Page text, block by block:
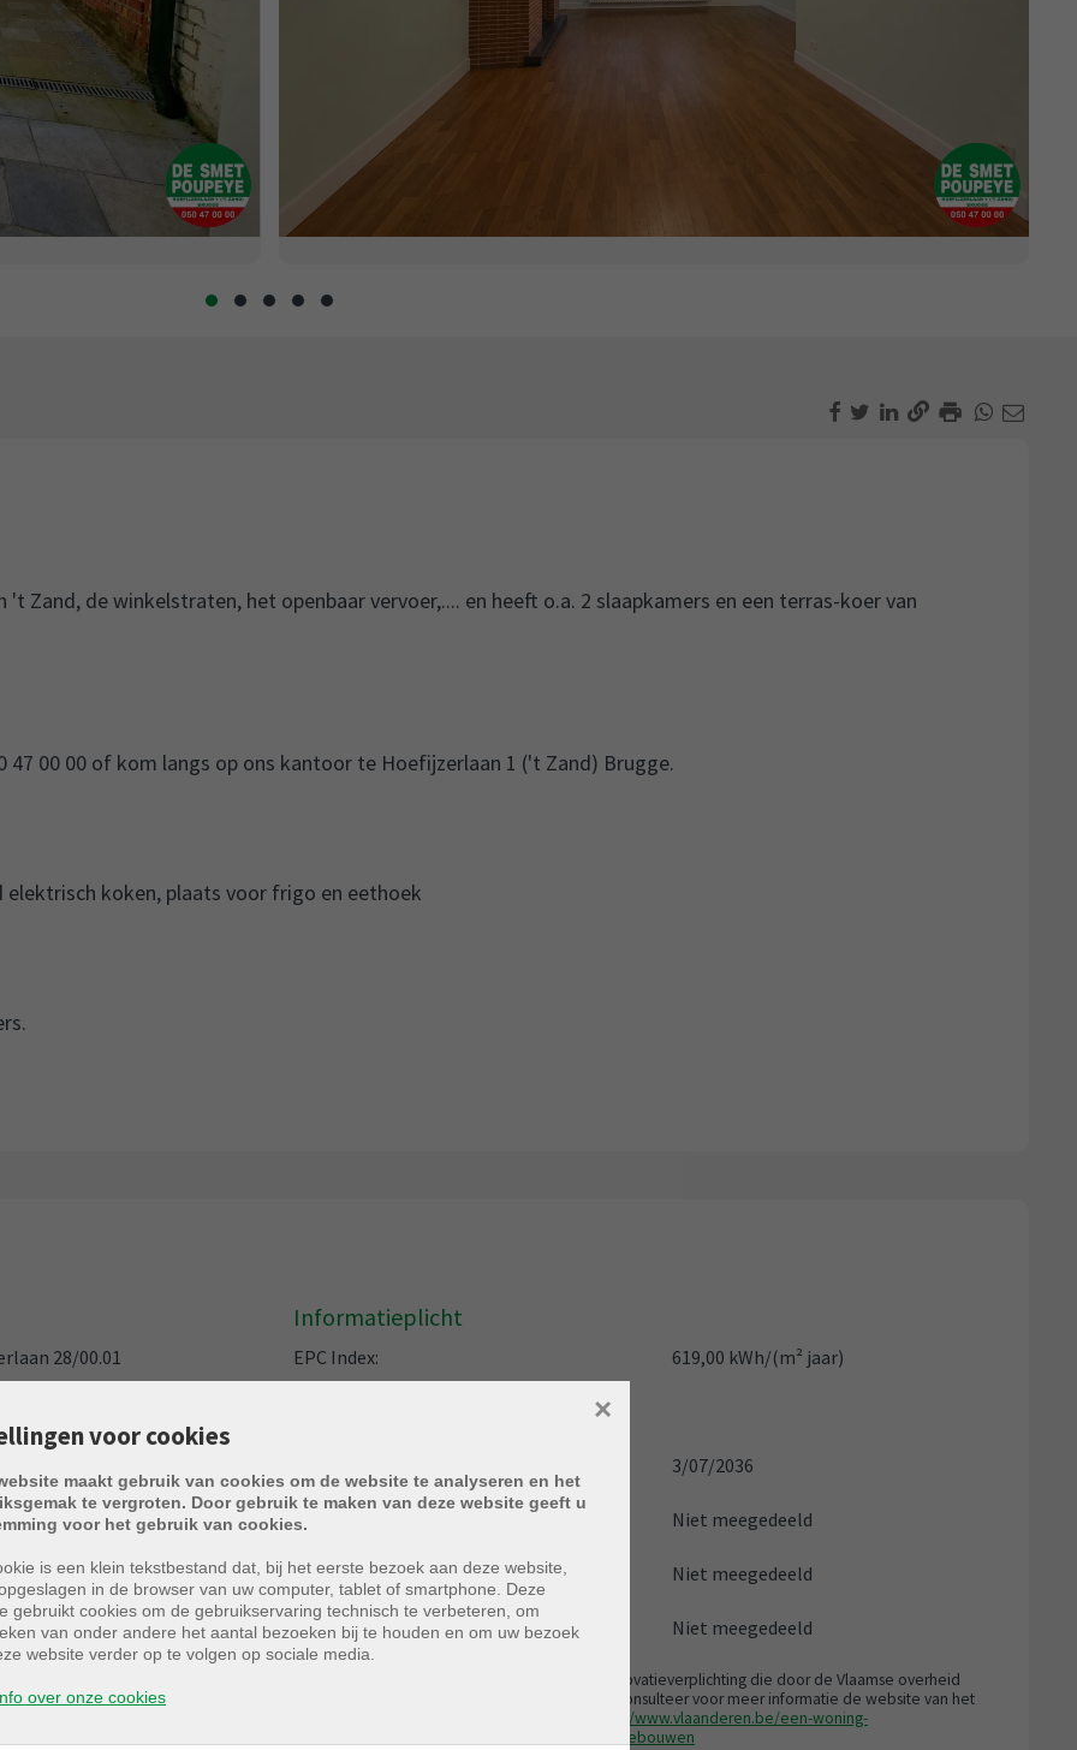
Zand, de winkelstraten, het openbaar vervoer,.... en heeft o.a. 2 slaapkamers en een terras-koer van
00 00 of kom langs op ons kantoor te Hoefijzerlaan 1 ('t Zand) Brugge.
koken, plaats voor frigo en eethoek
28/00.01
1141
Informatieplicht
EPC Index: 619,00 kWh/(m² jaar)
3/07/2036
Overstromingsgevoelig: Niet meegedeeld
Overstromingsgebied: Niet meegedeeld
Erfgoed: Niet meegedeeld
Deze eigendom kan onderhevig zijn aan de renovatieverplichting die door de Vlaamse overheid
wordt opgelegd voor residentiële gebouwen. Consulteer voor meer informatie de website van het
https://www.vlaanderen.be/een-woning-
kopen/renovatieverplichting-voor-residentiele-gebouwen
voor cookies
maakt gebruik van cookies om de website te analyseren en het
te vergroten. Door gebruik te maken van deze website geeft u
voor het gebruik van cookies.
is een klein tekstbestand dat, bij het eerste bezoek aan deze website,
in de browser van uw computer, tablet of smartphone. Deze
gebruikt cookies om de gebruikservaring technisch te verbeteren, om
van onder andere het aantal bezoeken bij te houden en om uw bezoek
website verder op te volgen op sociale media.
over onze cookies
×